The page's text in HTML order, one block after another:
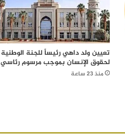
تعيين ولد داهي رئيساً للجنة الوطنية
لحقوق الإنسان بموجب مرسوم رئاسي
منذ 23 ساعة